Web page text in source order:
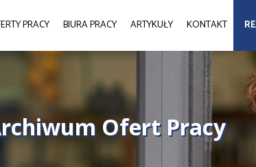
PRACY BIURA PRACY ARTYKUŁY KONTAKT
Ofert Pracy